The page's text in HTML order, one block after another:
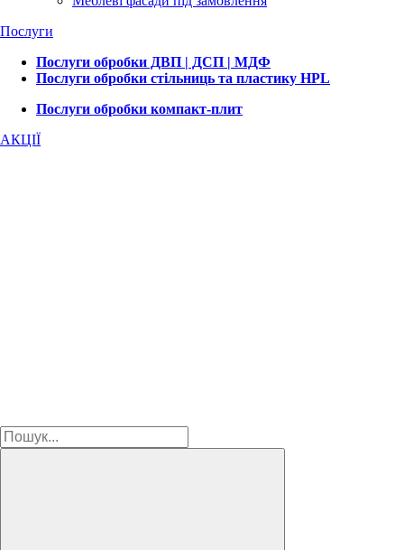
Послуги
Послуги обробки ДВП | ДСП | МДФ
Послуги обробки стільниць та пластику HPL
Послуги обробки компакт-плит
АКЦІЇ